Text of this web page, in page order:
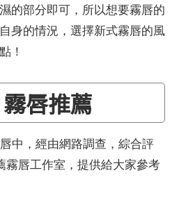
的部分即可，所以想要霧唇的
身的情況，選擇新式霧唇的風
！
唇推薦
中，經由網路調查，綜合評
霧唇工作室，提供給大家參考